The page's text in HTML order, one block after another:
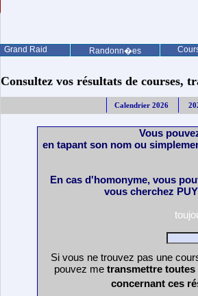
Grand Raid Randonn�es
Consultez vos résultats de courses,
Calendrier 2026
Vous
en tapant son nom ou
En cas d'homonyme, vous
vous cherchez
Si vous ne trouvez pas une
pouvez me transmettre
concernant ces